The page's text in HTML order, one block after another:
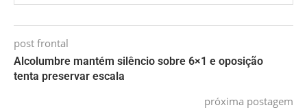
post frontal
Alcolumbre mantém silêncio sobre 6×1 e oposição
tenta preservar escala
próxima postagem